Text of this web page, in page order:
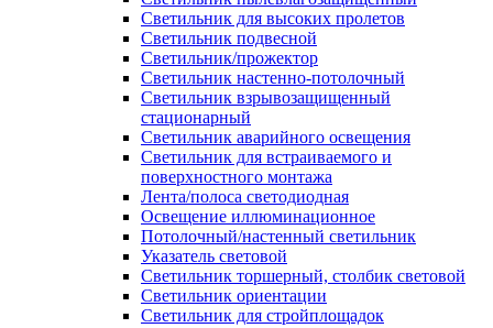
Светильник для высоких пролетов
Светильник подвесной
Светильник/прожектор
Светильник настенно-потолочный
Светильник взрывозащищенный
стационарный
Светильник аварийного освещения
Светильник для встраиваемого и
поверхностного монтажа
Лента/полоса светодиодная
Освещение иллюминационное
Потолочный/настенный светильник
Указатель световой
Светильник торшерный, столбик световой
Светильник ориентации
Светильник для стройплощадок